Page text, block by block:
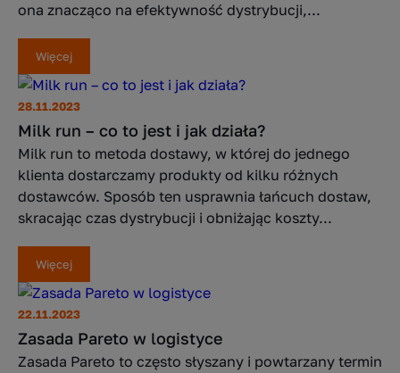
ona znacząco na efektywność dystrybucji,...
Więcej
28.11.2023
Milk run – co to jest i jak działa?
Milk run to metoda dostawy, w której do jednego
klienta dostarczamy produkty od kilku różnych
dostawców. Sposób ten usprawnia łańcuch dostaw,
skracając czas dystrybucji i obniżając koszty...
Więcej
22.11.2023
Zasada Pareto w logistyce
Zasada Pareto to często słyszany i powtarzany termin